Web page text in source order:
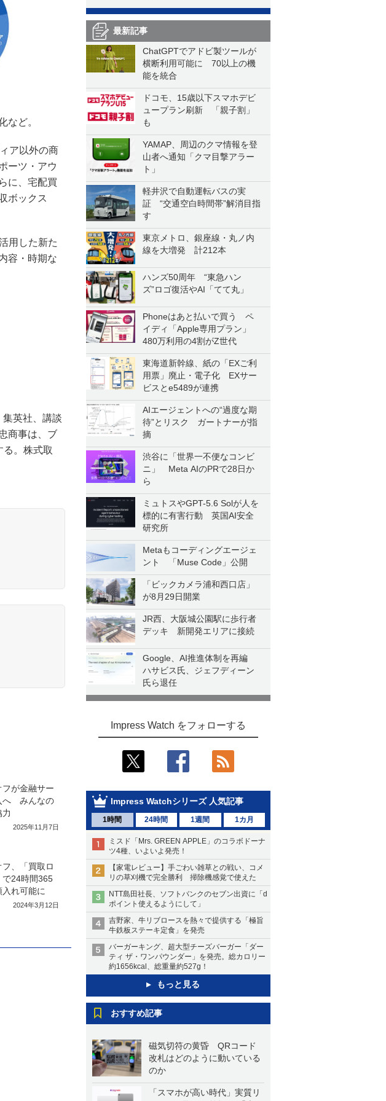
最新記事
ChatGPTでアドビ製ツールが
横断利用可能に 70以上の機
能を統合
ドコモ、15歳以下スマホデビ
ュープラン刷新 「親子割」
も
YAMAP、周辺のクマ情報を登
山者へ通知「クマ目撃アラー
ト」
軽井沢で自動運転バスの実
証 “交通空白時間帯”解消目指
す
東京メトロ、銀座線・丸ノ内
線を大増発 計212本
ハンズ50周年 “東急ハン
ズ”ロゴ復活やAI「てて丸」
Phoneはあと払いで買う ペ
イディ「Apple専用プラン」
480万利用の4割がZ世代
東海道新幹線、紙の「EXご利
用票」廃止・電子化 EXサー
ビスとe5489が連携
AIエージェントへの“過度な期
待”とリスク ガートナーが指
摘
渋谷に「世界一不便なコンビ
ニ」 Meta AIのPRで28日か
ら
ミュトスやGPT-5.6 Solが人を
標的に有害行動 英国AI安全
研究所
Metaもコーディングエージェ
ント 「Muse Code」公開
「ビックカメラ浦和西口店」
が8月29日開業
JR西、大阪城公園駅に歩行者
デッキ 新開発エリアに接続
Google、AI推進体制を再編
ハサビス氏、ジェフディーン
氏ら退任
Impress Watch をフォローする
Impress Watchシリーズ 人気記事
1時間 24時間 1週間 1カ月
ミスド「Mrs. GREEN APPLE」のコラボドーナ
ツ4種、いよいよ発売！
【家電レビュー】手ごわい雑草との戦い、コメ
リの草刈機で完全勝利 掃除機感覚で使えた
NTT島田社長、ソフトバンクのセブン出資に「d
ポイント使えるようにして」
吉野家、牛リブロースを熱々で提供する「極旨
牛鉄板ステーキ定食」を発売
バーガーキング、超大型チーズバーガー「ダー
ティ ザ・ワンパウンダー」を発売。総カロリー
約1656kcal、総重量約527g！
もっと見る
おすすめ記事
磁気切符の黄昏 QRコード
改札はどのように動いている
のか
「スマホが高い時代」実質リ
など。
ア以外の商
ーツ・アウ
に、宅配買
ボックス
用した新た
容・時期な
英社、講談
商事は、ブ
る。株式取
フが金融サー
へ みんなの
2025年11月7日
フ、「買取ロ
で24時間365
入れ可能に
2024年3月12日